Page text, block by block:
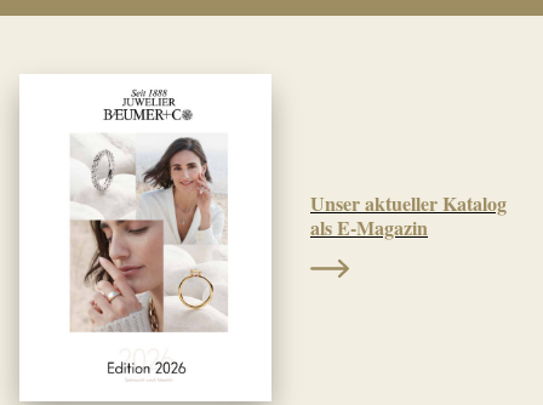
Unser aktueller Katalog
als E-Magazin